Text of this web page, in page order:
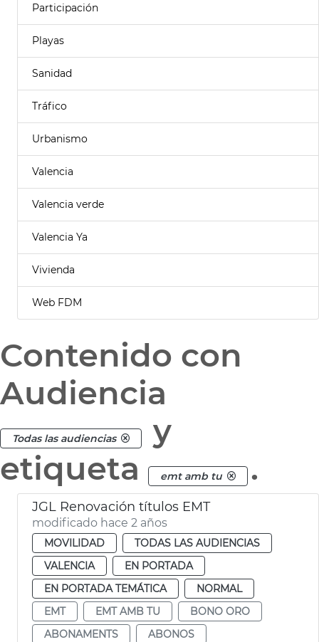
Participación
Playas
Sanidad
Tráfico
Urbanismo
Valencia
Valencia verde
Valencia Ya
Vivienda
Web FDM
Contenido con
Audiencia
Todas las audiencias
y
etiqueta
emt amb tu .
JGL Renovación títulos EMT
modificado hace 2 años
MOVILIDAD
TODAS LAS AUDIENCIAS
VALENCIA
EN PORTADA
EN PORTADA TEMÁTICA
NORMAL
EMT
EMT AMB TU
BONO ORO
ABONAMENTS
ABONOS